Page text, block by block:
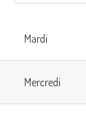
Mardi
Mercredi